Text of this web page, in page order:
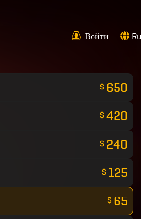
Войти Ru
$ 650
$ 420
$ 240
$ 125
$ 65